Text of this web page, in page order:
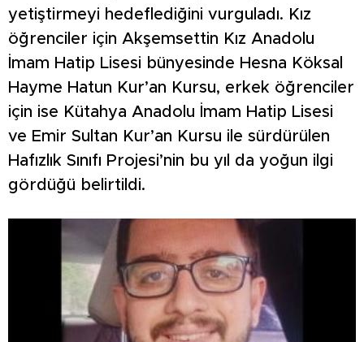
yetiştirmeyi hedeflediğini vurguladı. Kız
öğrenciler için Akşemsettin Kız Anadolu
İmam Hatip Lisesi bünyesinde Hesna Köksal
Hayme Hatun Kur’an Kursu, erkek öğrenciler
için ise Kütahya Anadolu İmam Hatip Lisesi
ve Emir Sultan Kur’an Kursu ile sürdürülen
Hafızlık Sınıfı Projesi’nin bu yıl da yoğun ilgi
gördüğü belirtildi.